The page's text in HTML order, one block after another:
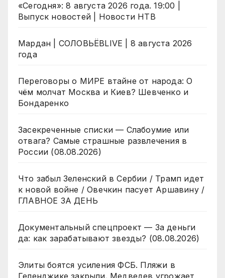
«Сегодня»: 8 августа 2026 года. 19:00 |
Выпуск новостей | Новости НТВ
Мардан | СОЛОВЬЁВLIVE | 8 августа 2026
года
Переговоры о МИРЕ втайне от народа: О
чём молчат Москва и Киев? Шевченко и
Бондаренко
Засекреченные списки — Слабоумие или
отвага? Самые страшные развлечения в
России (08.08.2026)
Что забыл Зеленский в Сербии / Трамп идет
к новой войне / Овечкин пасует Аршавину /
ГЛАВНОЕ ЗА ДЕНЬ
Документальный спецпроект — За деньги
да: как зарабатывают звезды? (08.08.2026)
Элиты боятся усиления ФСБ. Пляжи в